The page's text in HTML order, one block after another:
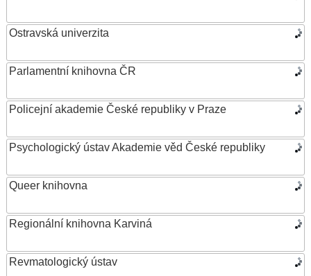
Ostravská univerzita
Parlamentní knihovna ČR
Policejní akademie České republiky v Praze
Psychologický ústav Akademie věd České republiky
Queer knihovna
Regionální knihovna Karviná
Revmatologický ústav